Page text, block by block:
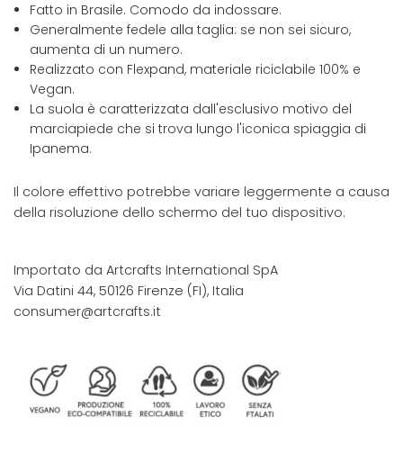
Fatto in Brasile. Comodo da indossare.
Generalmente fedele alla taglia: se non sei sicuro,
aumenta di un numero.
Realizzato con Flexpand, materiale riciclabile 100% e
Vegan.
La suola è caratterizzata dall'esclusivo motivo del
marciapiede che si trova lungo l'iconica spiaggia di
Ipanema.
Il colore effettivo potrebbe variare leggermente a causa
della risoluzione dello schermo del tuo dispositivo.
Importato da Artcrafts International SpA
Via Datini 44, 50126 Firenze (FI), Italia
consumer@artcrafts.it